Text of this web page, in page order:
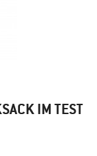
IM TEST